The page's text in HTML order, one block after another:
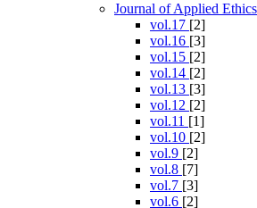
Journal of Applied
vol.17 [2]
vol.16 [3]
vol.15 [2]
vol.14 [2]
vol.13 [3]
vol.12 [2]
vol.11 [1]
vol.10 [2]
vol.9 [2]
vol.8 [7]
vol.7 [3]
vol.6 [2]